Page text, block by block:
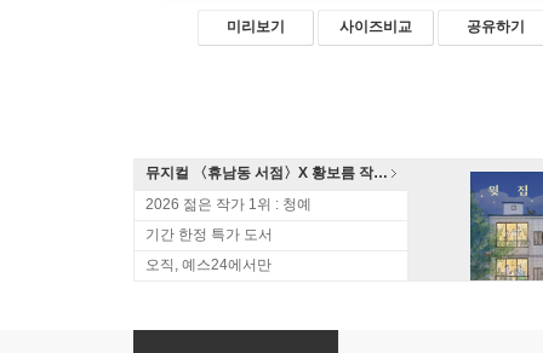
미리보기 사이즈비교 공유하기
뮤지컬 〈휴남동 서점〉X 황보름 작가 북토크
2026 젊은 작가 1위 : 청예
기간 한정 특가 도서
오직, 예스24에서만